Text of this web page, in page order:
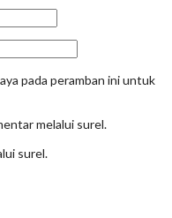
pada peramban ini untuk
melalui surel.
surel.